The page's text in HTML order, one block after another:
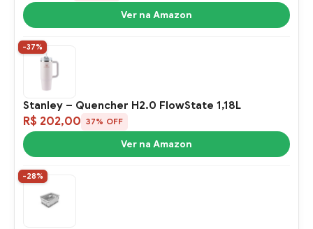
Ver na Amazon
-37%
Stanley – Quencher H2.0 FlowState 1,18L
R$ 202,00 37% OFF
Ver na Amazon
-28%